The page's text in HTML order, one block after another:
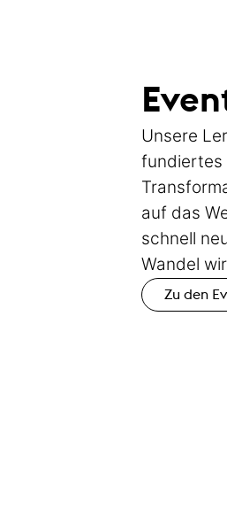
Unsere
fundiertes
auf das
schnell
Wandel
Zu den